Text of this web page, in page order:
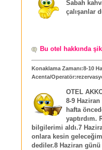
Sabah
çalışanlar
Bu otel hakkında
Konaklama Zamanı:8-10
Acenta/
OTEL
8-9
hafta
yaptırdım.
bilgilerimi aldı.7
onlara kesin
dediler.8 Haziran